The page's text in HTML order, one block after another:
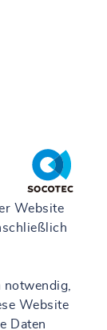
Website
notwendig,
Website
Daten